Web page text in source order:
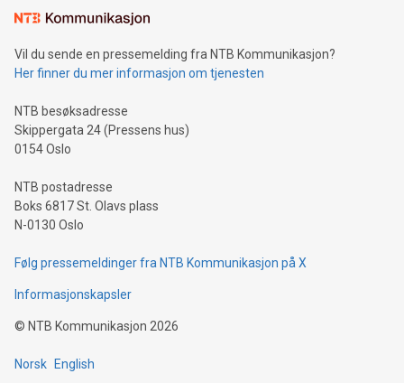
Vil du sende en pressemelding fra NTB Kommunikasjon?
Her finner du mer informasjon om tjenesten
NTB besøksadresse
Skippergata 24 (Pressens hus)
0154 Oslo
NTB postadresse
Boks 6817 St. Olavs plass
N-0130 Oslo
Følg pressemeldinger fra NTB Kommunikasjon på X
Informasjonskapsler
© NTB Kommunikasjon 2026
Norsk English